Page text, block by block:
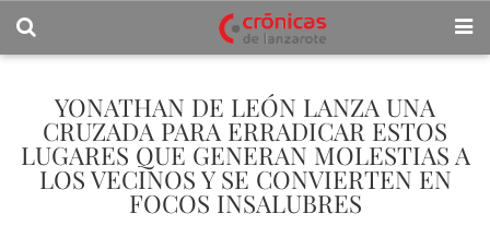
YONATHAN DE LEÓN LANZA UNA
CRUZADA PARA ERRADICAR ESTOS
LUGARES QUE GENERAN MOLESTIAS A
LOS VECINOS Y SE CONVIERTEN EN
FOCOS INSALUBRES